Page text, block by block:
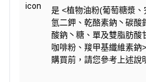
是 <植物油粉(葡萄糖漿
氫二鉀、乾酪素鈉丶碳酸
酸鈉丶糖、單及雙脂肪酸
咖啡粉、羧甲基纖維素鈉>
購買前，請您參考上述說